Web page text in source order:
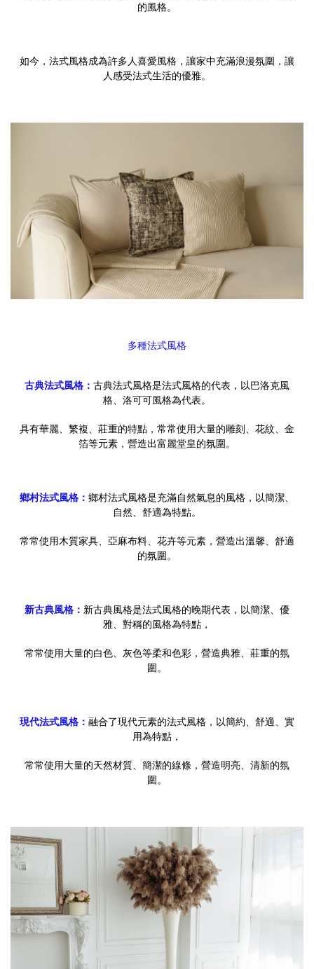
的風格。
如今，法式風格成為許多人喜愛風格，讓家中充滿浪漫氛圍，讓
人感受法式生活的優雅。
多種法式風格
古典法式風格： 古典法式風格是法式風格的代表，以巴洛克風
格、洛可可風格為代表。
具有華麗、繁複、莊重的特點，常常使用大量的雕刻、花紋、金
箔等元素，營造出富麗堂皇的氛圍。
鄉村法式風格： 鄉村法式風格是充滿自然氣息的風格，以簡潔、
自然、舒適為特點。
常常使用木質家具、亞麻布料、花卉等元素，營造出溫馨、舒適
的氛圍。
新古典風格： 新古典風格是法式風格的晚期代表，以簡潔、優
雅、對稱的風格為特點，
常常使用大量的白色、灰色等柔和色彩，營造典雅、莊重的氛
圍。
現代法式風格： 融合了現代元素的法式風格，以簡約、舒適、實
用為特點，
常常使用大量的天然材質、簡潔的線條，營造明亮、清新的氛
圍。